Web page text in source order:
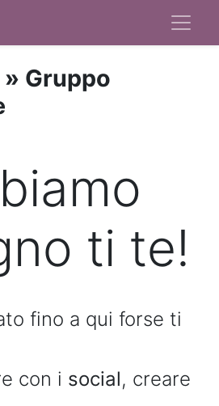
» Gruppo
ti te!
fino a qui forse ti
con i social, creare